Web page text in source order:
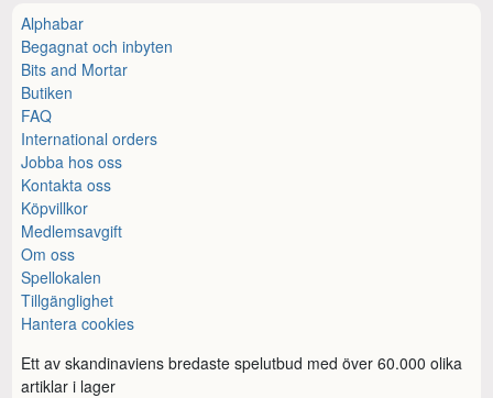
Alphabar
Begagnat och inbyten
Bits and Mortar
Butiken
FAQ
International orders
Jobba hos oss
Kontakta oss
Köpvillkor
Medlemsavgift
Om oss
Spellokalen
Tillgänglighet
Hantera cookies
Ett av skandinaviens bredaste spelutbud med över 60.000 olika
artiklar i lager